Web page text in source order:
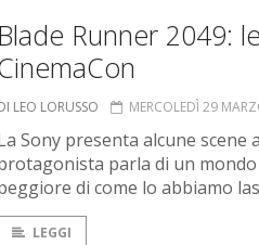
Blade Runner 2049:
LEO LORUSSO MERCOLEDÌ 29
Sony presenta alcune
parla di un
di come lo abbiamo
LEGGI